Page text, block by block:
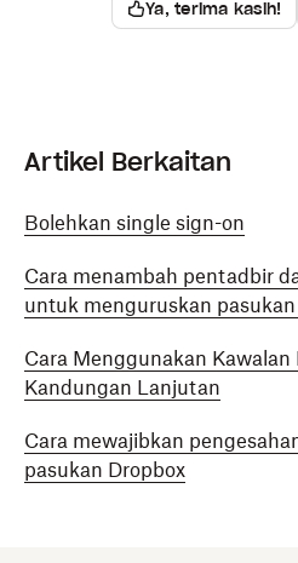
Ya, terima kasih!
Artikel Berkaitan
Bolehkan single sign-on
Cara menambah pentadbir
untuk menguruskan
Cara Menggunakan Kawalan
Kandungan Lanjutan
Cara mewajibkan
pasukan Dropbox